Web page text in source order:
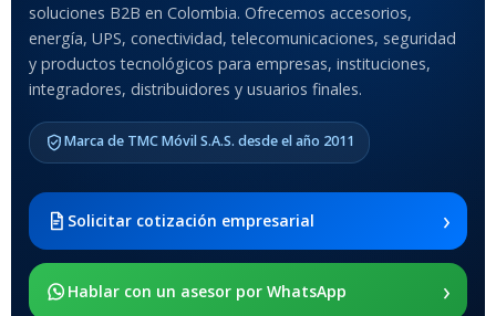
Anti-Shock
MODELO DE TABLETS
COMPATIBLES
2021 SM-x200 / Samsung
Galaxy Tab A8 10.5 2021 SM-
x205
SOPORTE DE APOYO
soluciones B2B en Colombia. Ofrecemos accesorios,
energía, UPS, conectividad, telecomunicaciones, seguridad
y productos tecnológicos para empresas, instituciones,
integradores, distribuidores y usuarios finales.
Marca de TMC Móvil S.A.S. desde el año 2011
Solicitar cotización empresarial ›
Hablar con un asesor por WhatsApp ›